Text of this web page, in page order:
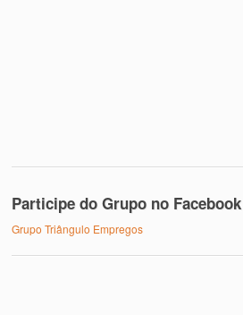
Participe do Grupo no Facebook
Grupo Triângulo Empregos